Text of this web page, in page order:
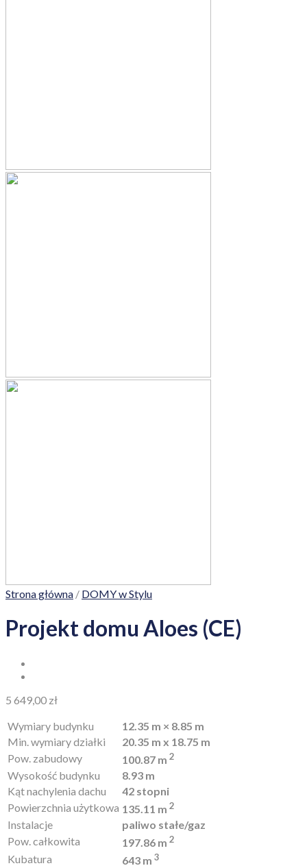
Strona główna / DOMY w Stylu
Projekt domu Aloes (CE)
5 649,00 zł
Wymiary budynku
12.35 m × 8.85 m
Min. wymiary działki
20.35 m x 18.75 m
Pow. zabudowy
100.87 m 2
Wysokość budynku
8.93 m
Kąt nachylenia dachu
42 stopni
Powierzchnia użytkowa 135.11 m 2
Instalacje
paliwo stałe/gaz
Pow. całkowita
197.86 m 2
Kubatura 643 m 3